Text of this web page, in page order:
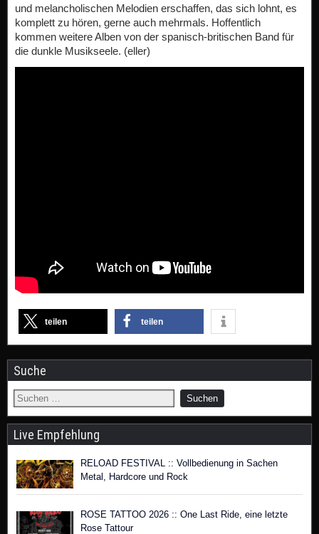
und melancholischen Melodien erschaffen, das sich lohnt, es
komplett zu hören, gerne auch mehrmals. Hoffentlich
kommen weitere Alben von der spanisch-britischen Band für
die dunkle Musikseele. (eller)
teilen teilen
Suche
Live Empfehlung
RELOAD FESTIVAL :: Vollbedienung in Sachen
Metal, Hardcore und Rock
ROSE TATTOO 2026 :: One Last Ride, eine letzte
Rose Tattour